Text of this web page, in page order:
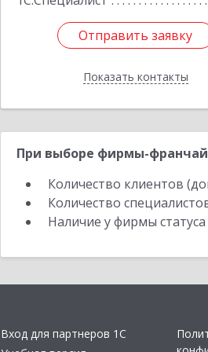
Отправить заявку
Показать контакты
Отправить заявку
Назад
При выборе фирмы-
Количество клиентов
Количество
Наличие у фирмы статуса
Вход для партнеров 1С